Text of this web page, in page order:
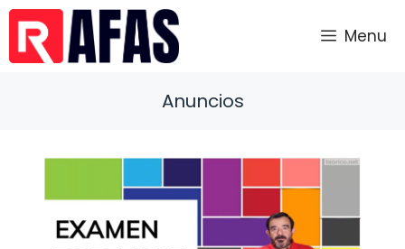
Saltar
contenido
Menu
Anuncios